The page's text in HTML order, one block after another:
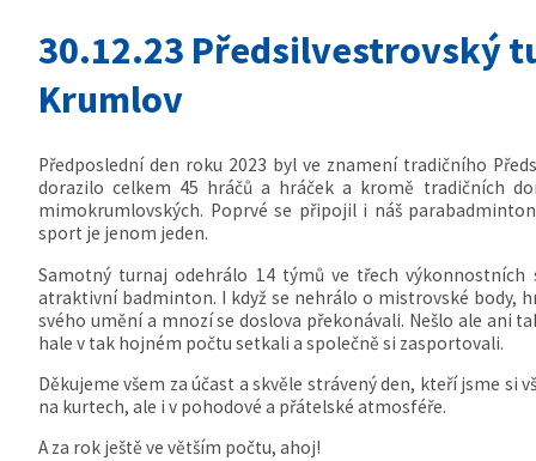
30.12.23 Předsilvestrovský
Krumlov
Předposlední den roku 2023 byl ve znamení tradičního
dorazilo celkem 45 hráčů a hráček a kromě tradičních
mimokrumlovských. Poprvé se připojil i náš
sport je jenom jeden.
Samotný turnaj odehrálo 14 týmů ve třech
atraktivní badminton. I když se nehrálo o mistrovské body,
svého umění a mnozí se doslova překonávali. Nešlo ale ani
hale v tak hojném počtu setkali a společně si zasportovali.
Děkujeme všem za účast a skvěle strávený den, kteří jsme si
na kurtech, ale i v pohodové a přátelské atmosféře.
A za rok ještě ve větším počtu, ahoj!